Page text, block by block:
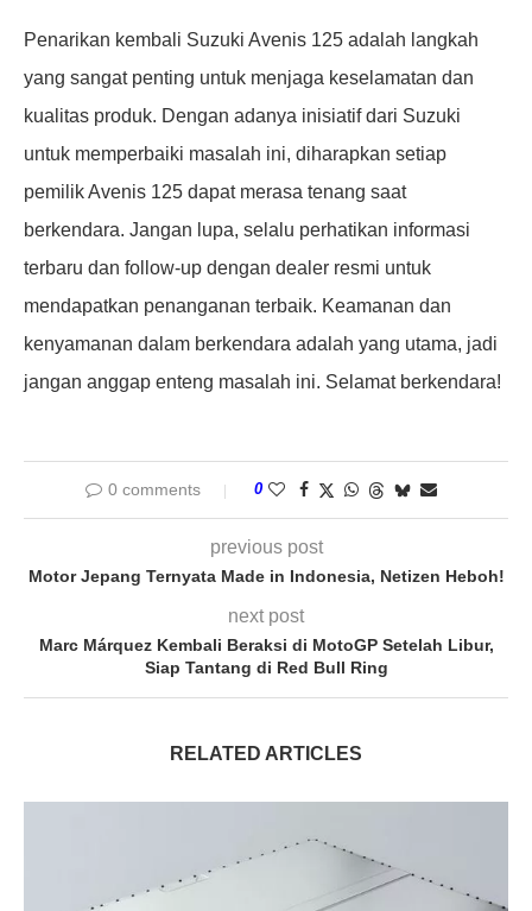
Penarikan kembali Suzuki Avenis 125 adalah langkah
yang sangat penting untuk menjaga keselamatan dan
kualitas produk. Dengan adanya inisiatif dari Suzuki
untuk memperbaiki masalah ini, diharapkan setiap
pemilik Avenis 125 dapat merasa tenang saat
berkendara. Jangan lupa, selalu perhatikan informasi
terbaru dan follow-up dengan dealer resmi untuk
mendapatkan penanganan terbaik. Keamanan dan
kenyamanan dalam berkendara adalah yang utama, jadi
jangan anggap enteng masalah ini. Selamat berkendara!
0 comments 0
previous post
Motor Jepang Ternyata Made in Indonesia, Netizen Heboh!
next post
Marc Márquez Kembali Beraksi di MotoGP Setelah Libur,
Siap Tantang di Red Bull Ring
RELATED ARTICLES